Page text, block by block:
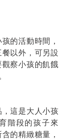
的活動時間，
以外，可另設
察小孩的飢餓
這是大人小孩
階段的孩子來
的精緻糖量，